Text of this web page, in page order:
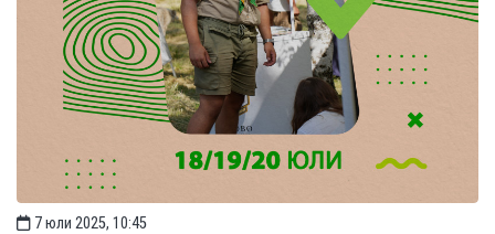
7 юли 2025, 10:45